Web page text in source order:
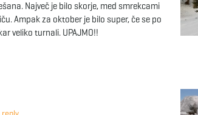
Največ je bilo skorje, med smrekcami
Ampak za oktober je bilo super, če se po
veliko turnali. UPAJMO!!